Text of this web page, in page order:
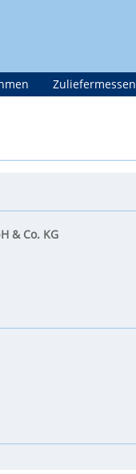
Zuliefermessen
& Co. KG